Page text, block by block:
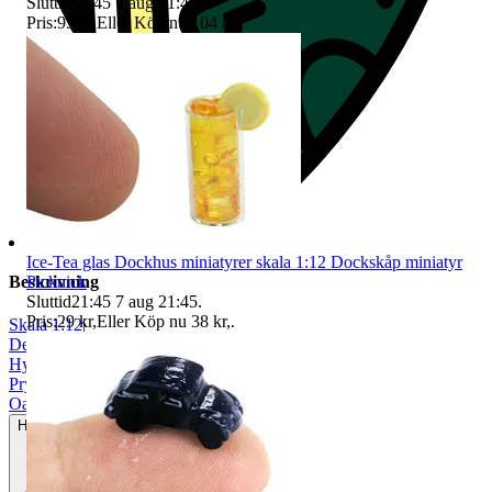
Beskrivning
Skala 1:12|
Dekoration
Hyllor & skåp
Prylpaket
Oanvänt
Helt ny och aldrig använd
Pris:95 kr ,Eller Köp nu 104 kr .
Ice-Tea glas Dockhus miniatyrer skala 1:12 Dockskåp miniatyr
Picknick
Sluttid21:45 7 aug 21:45.
Pris:29 kr,Eller Köp nu 38 kr,.